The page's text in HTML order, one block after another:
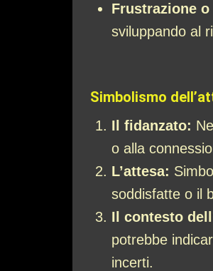
Frustrazione
sviluppando al
Simbolismo
Il fidanzato:
o alla
L’attesa:
soddisfatte o il
Il contesto
potrebbe
incerti.